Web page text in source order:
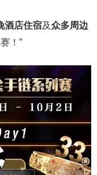
酒店住宿及众多周边
！”